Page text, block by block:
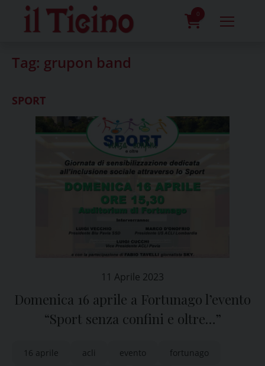
content
0
Tag: grupon band
SPORT
11 Aprile 2023
Domenica 16 aprile a Fortunago l’evento
“Sport senza confini e oltre…”
16 aprile acli evento fortunago